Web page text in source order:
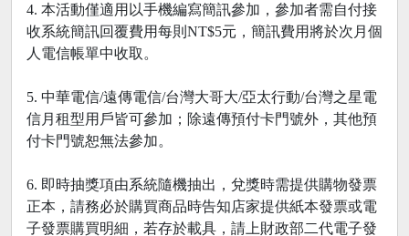
4. 本活動僅適用以手機編寫簡訊參加，參加者需自付接
收系統簡訊回覆費用每則NT$5元，簡訊費用將於次月個
人電信帳單中收取。
5. 中華電信/遠傳電信/台灣大哥大/亞太行動/台灣之星電
信月租型用戶皆可參加；除遠傳預付卡門號外，其他預
付卡門號恕無法參加。
6. 即時抽獎項由系統隨機抽出，兌獎時需提供購物發票
正本，請務必於購買商品時告知店家提供紙本發票或電
子發票購買明細，若存於載具，請上財政部二代電子發